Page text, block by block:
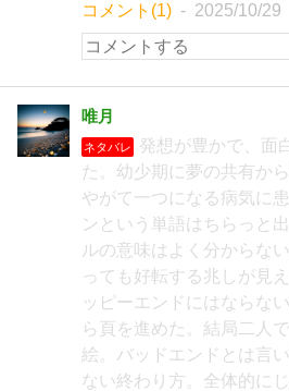
コメント(1) 2025/10/29
唯月
ネタバレ
発想が豊かで、面
た。幼少期に夢の共有か
やがて一つになる病気に
ンという単語はちらっと
ルの意味はよく分からな
っても好転する兆しが見
ッピーエンドにはならな
ら頁を進めた。結局二人
絵。バッドエンドとは言
ない終わり方。全体的に